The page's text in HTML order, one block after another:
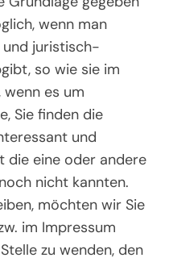
wenn man
und juristisch-
so wie sie im
es um
Sie finden die
und
die eine oder andere
nicht kannten.
möchten wir Sie
im Impressum
zu wenden, den